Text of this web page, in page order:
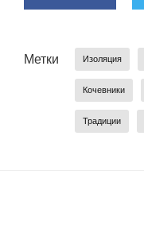
Метки Изоляция
Кочевники
Традиции